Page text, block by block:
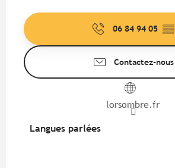
06 84 94 05 ▒▒
Contactez-nous
lorsombre.fr
Langues parlées
Langues parlées